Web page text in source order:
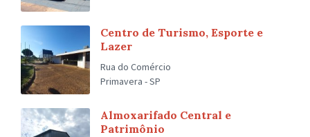
Centro de Turismo, Esporte e
Lazer
Rua do Comércio
Primavera - SP
Almoxarifado Central e
Patrimônio